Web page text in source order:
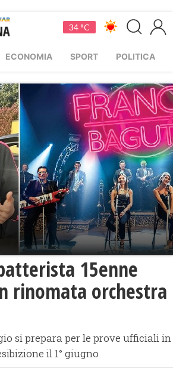
34 °C
ECONOMIA SPORT POLITICA
15enne
rinomata orchestra
si prepara per le prove ufficiali in
il 1° giugno